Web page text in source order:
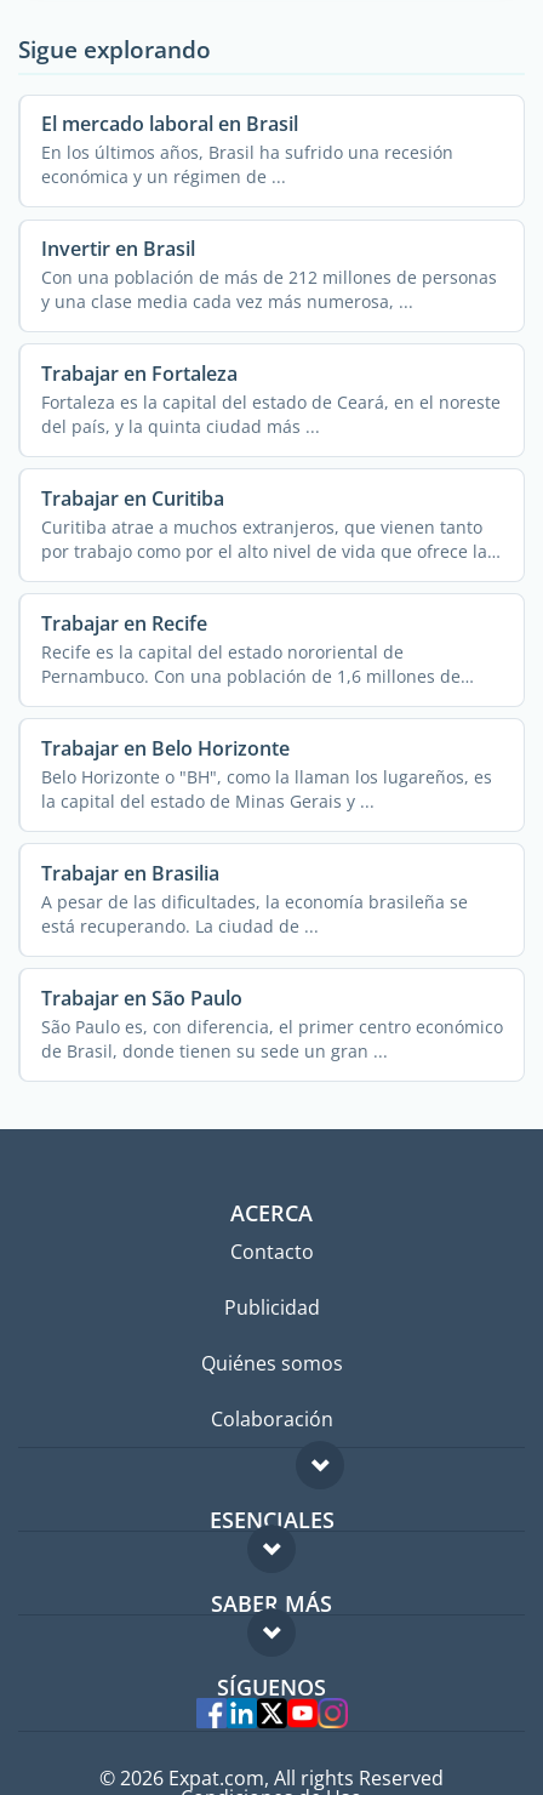
Sigue explorando
El mercado laboral en Brasil
En los últimos años, Brasil ha sufrido una recesión
económica y un régimen de ...
Invertir en Brasil
Con una población de más de 212 millones de personas
y una clase media cada vez más numerosa, ...
Trabajar en Fortaleza
Fortaleza es la capital del estado de Ceará, en el noreste
del país, y la quinta ciudad más ...
Trabajar en Curitiba
Curitiba atrae a muchos extranjeros, que vienen tanto
por trabajo como por el alto nivel de vida que ofrece la
...
Trabajar en Recife
Recife es la capital del estado nororiental de
Pernambuco. Con una población de 1,6 millones de
habitantes ...
Trabajar en Belo Horizonte
Belo Horizonte o "BH", como la llaman los lugareños, es
la capital del estado de Minas Gerais y ...
Trabajar en Brasilia
A pesar de las dificultades, la economía brasileña se
está recuperando. La ciudad de ...
Trabajar en São Paulo
São Paulo es, con diferencia, el primer centro económico
de Brasil, donde tienen su sede un gran ...
ACERCA
Contacto
Publicidad
Quiénes somos
Colaboración
ESENCIALES
Foro para expatriados
Guía para expatriados
Trabajos en el extranjero
SABER MÁS
FAQ
Expertos
SÍGUENOS
© 2026 Expat.com, All rights Reserved